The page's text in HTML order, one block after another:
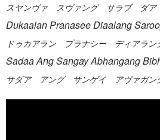
スヤンヴァ スヴァング サラブ ダ
Dukaalan Pranasee Diaalang
ドゥカアラン プラナシー ディアラ
Sadaa Ang Sangay Abhangang
サダア アング サンゲイ アヴァガン